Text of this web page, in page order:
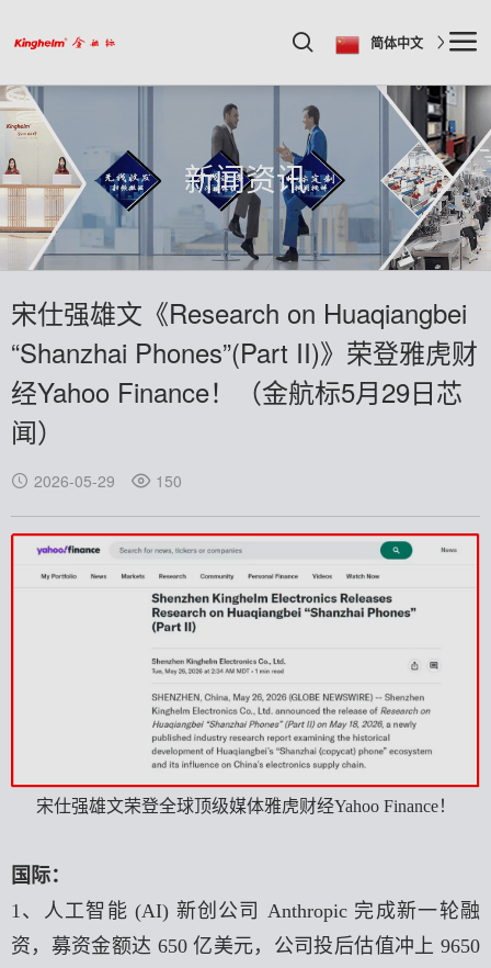
简体中文
新闻资讯
宋仕强雄文《Research on Huaqiangbei
“Shanzhai Phones”(Part II)》荣登雅虎财
经Yahoo Finance！（金航标5月29日芯
闻）
2026-05-29 150
宋仕强雄文荣登全球顶级媒体雅虎财经Yahoo Finance！
国际：
1、人工智能 (AI) 新创公司 Anthropic 完成新一轮融
资，募资金额达 650 亿美元，公司投后估值冲上 9650